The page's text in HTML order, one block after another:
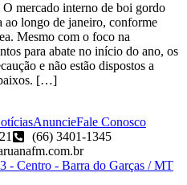
mercado interno de boi gordo
ao longo de janeiro, conforme
Mesmo com o foco na
para abate no início do ano, os
e não estão dispostos a
baixos. […]
AnuncieFale Conosco
(66) 3401-1345
- Centro - Barra do Garças / MT